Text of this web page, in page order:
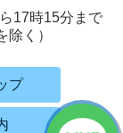
17時15分まで
除く）
プ